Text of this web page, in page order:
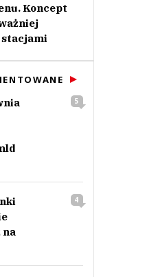
Koncept
stacjami
5
na
4